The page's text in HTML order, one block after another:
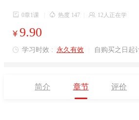
 0章1课  热度 147  12人正在学
¥ 9.90
 学习时效 : 永久有效 自购买之日起
简介 章节 评价